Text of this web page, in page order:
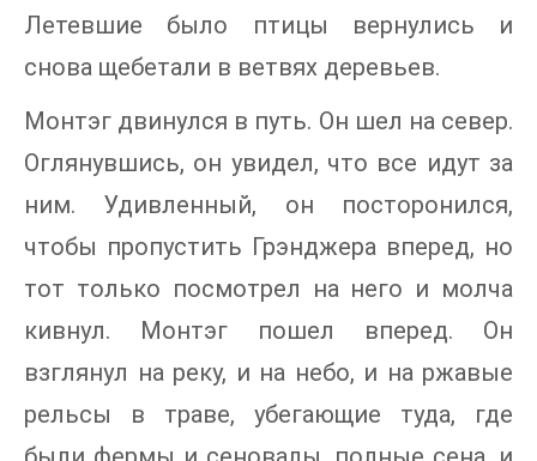
Летевшие было птицы вернулись и
снова щебетали в ветвях деревьев.
Монтэг двинулся в путь. Он шел на север.
Оглянувшись, он увидел, что все идут за
ним. Удивленный, он посторонился,
чтобы пропустить Грэнджера вперед, но
тот только посмотрел на него и молча
кивнул. Монтэг пошел вперед. Он
взглянул на реку, и на небо, и на ржавые
рельсы в траве, убегающие туда, где